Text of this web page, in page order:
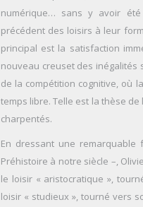
numérique… sans y avoir été
précédent des loisirs à leur
principal est la satisfaction
nouveau creuset des inégalités
de la compétition cognitive, où
temps libre. Telle est la thèse de
charpentés.
En dressant une
Préhistoire à notre siècle –,
le loisir « aristocratique »,
loisir « studieux », tourné vers